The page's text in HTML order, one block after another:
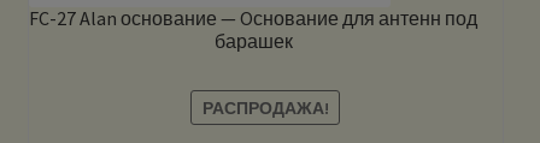
FC-27 Alan основание — Oснование для антенн под
барашек
РАСПРОДАЖА!